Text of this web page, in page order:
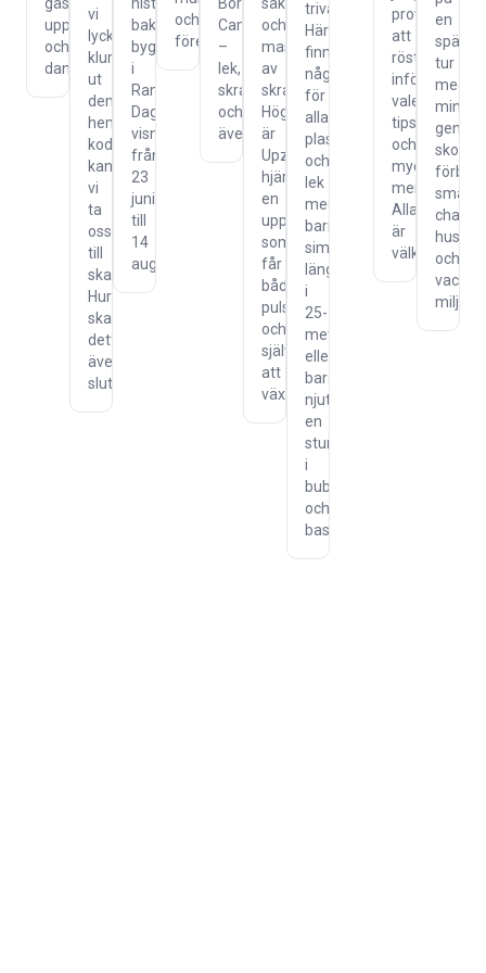
uppträdande
och
dans
vi
lyckas
klura
ut
den
hemliga
koden
kan
vi
ta
oss
till
skatten.
Hur
ska
detta
äventyr
sluta!!?
bakom
byggnaderna
i
Ramnaparken.
Dagliga
visningar
från
23
juni
till
14
augusti.
och
föreläsningar.
Camping
–
lek,
skratt
och
äventyr!
och
massor
av
skratt.
Höghöjdsbanan
är
Upzones
hjärta,
en
upplevelse
som
får
både
puls
och
självkänsla
att
växa.
trivas.
Här
finns
något
för
alla,
plaska
och
lek
med
barnen,
simma
längder
i
25-
metersbassängen
eller
bara
njut
en
stund
i
bubbelpoolen
och
bastun.
prova
att
rösta
inför
valet,
och
mycket
mer.
Alla
är
välkomna.
en
tur
med
genom
förbi
små
hus
och
vackra
miljöer.